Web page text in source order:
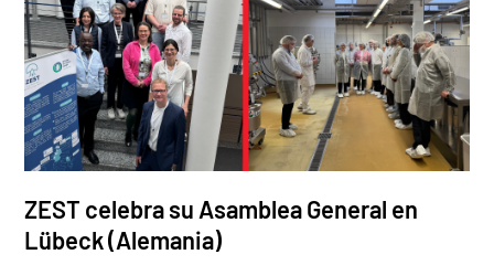
ZEST celebra su Asamblea General en
Lübeck (Alemania)